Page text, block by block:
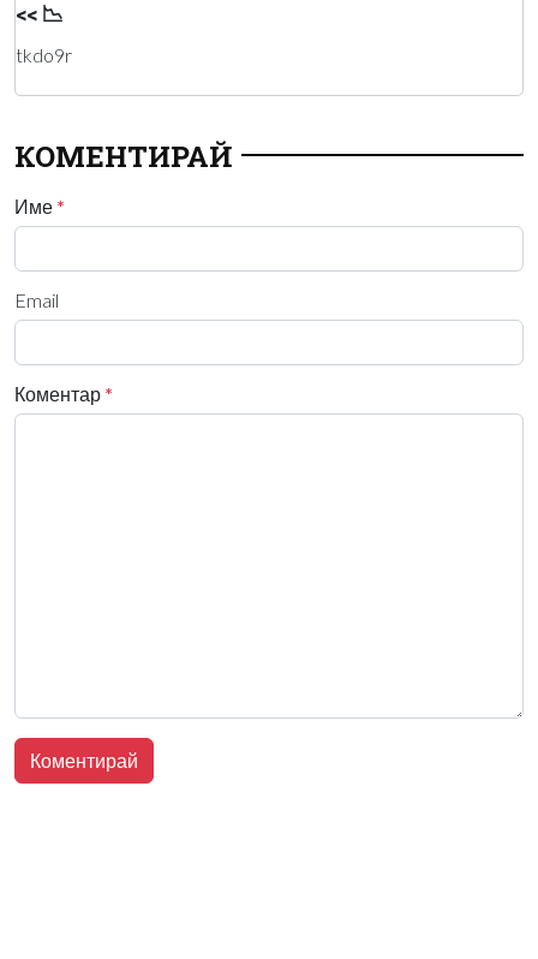
<< 📉
tkdo9r
КОМЕНТИРАЙ
Име *
Email
Коментар *